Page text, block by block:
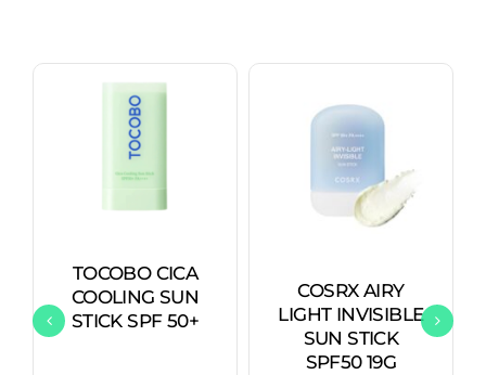
TOCOBO CICA
COOLING SUN
STICK SPF 50+
COSRX AIRY
LIGHT INVISIBLE
SUN STICK
SPF50 19G